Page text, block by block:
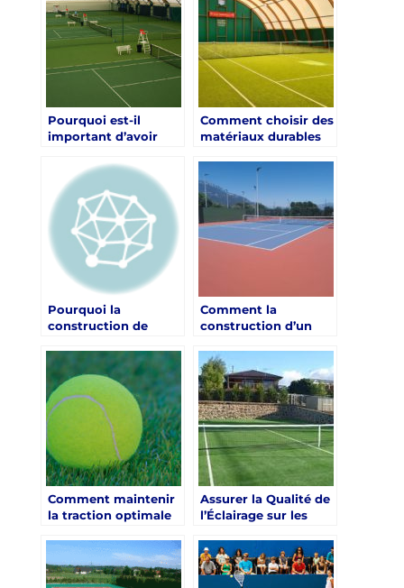
Pourquoi est-il
important d’avoir
signalisation et des
informations
accessibles pour les
courts de tennis à
Valbonne ?
Comment choisir des
matériaux durables
d’un Court de Tennis
à Croix-Valmer?
Pourquoi la
construction de
résine synthétique à
Nice est-elle préférée
pour les tournois
régionaux?
Comment la
construction d’un
résine synthétique à
Nice peut-elle
améliorer
l’expérience de jeu?
Comment maintenir
la traction optimale
tennis en gazon
synthétique à Nice
avec Service Tennis
Assurer la Qualité de
l’Éclairage sur les
Gazon Synthétique à
Nice : Le Service
Tennis en Action